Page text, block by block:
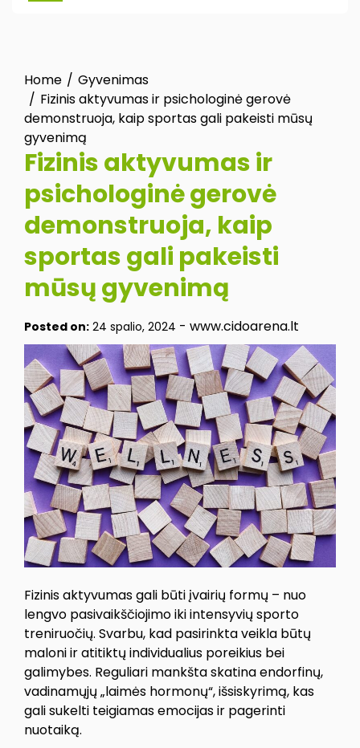
Home
Gyvenimas
Fizinis aktyvumas ir psichologinė gerovė
demonstruoja, kaip sportas gali pakeisti mūsų
gyvenimą
Fizinis aktyvumas ir
psichologinė gerovė
demonstruoja, kaip
sportas gali pakeisti
mūsų gyvenimą
Posted on: 24 spalio, 2024 - www.cidoarena.lt
Fizinis aktyvumas gali būti įvairių formų – nuo
lengvo pasivaikščiojimo iki intensyvių sporto
treniruočių. Svarbu, kad pasirinkta veikla būtų
maloni ir atitiktų individualius poreikius bei
galimybes. Reguliari mankšta skatina endorfinų,
vadinamųjų „laimės hormonų“, išsiskyrimą, kas
gali sukelti teigiamas emocijas ir pagerinti
nuotaiką.